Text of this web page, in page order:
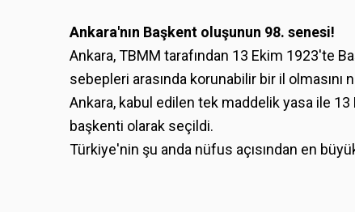
Ankara'nın Başkent oluşunun 98. senesi!
Ankara, TBMM tarafından 13 Ekim 1923'te
sebepleri arasında korunabilir bir il olmasını
Ankara, kabul edilen tek maddelik yasa ile
başkenti olarak seçildi.
Türkiye'nin şu anda nüfus açısından en